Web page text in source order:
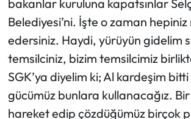
bakanlar kuruluna kapatsınlar
Belediyesi’ni. İşte o zaman
edersiniz. Haydi, yürüyün gidelim
temsilciniz, bizim temsilcimiz
SGK’ya diyelim ki; Al kardeşim
gücümüz bunlara kullanacağız.
hareket edip çözdüğümüz birçok